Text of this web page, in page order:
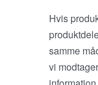
Hvis
samme
vi